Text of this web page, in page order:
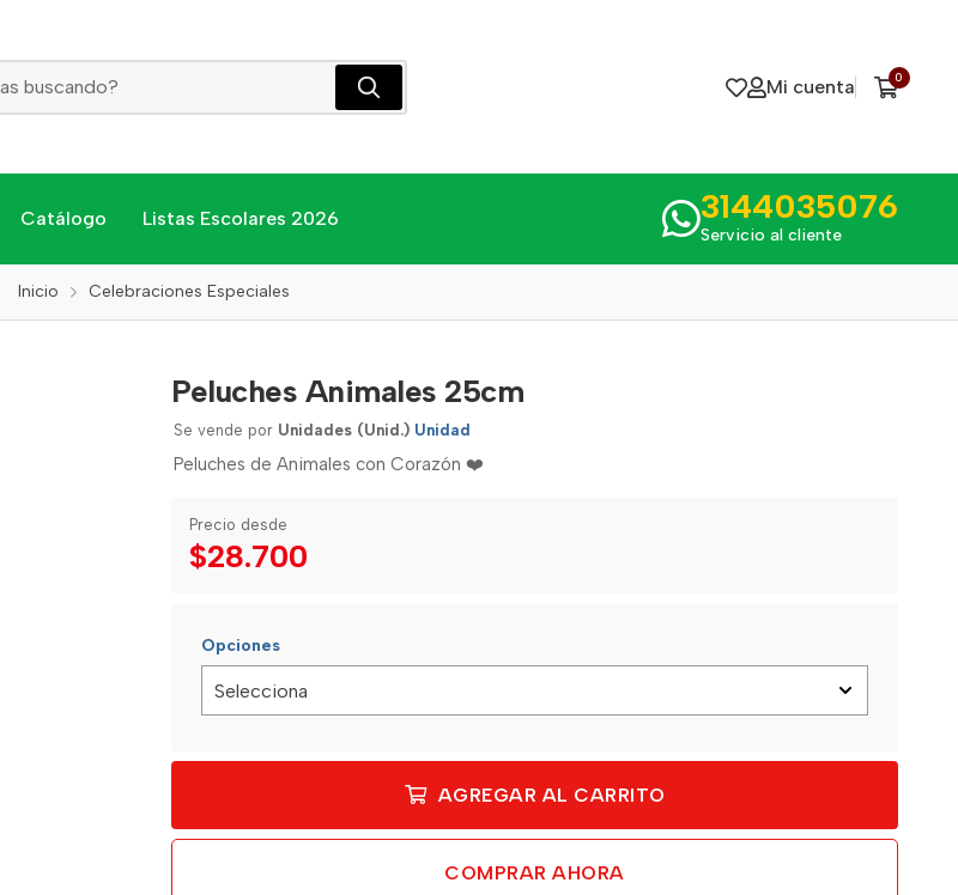
Mi cuenta 0
Catálogo Listas Escolares 2026 3144035076
Servicio al cliente
Inicio Celebraciones Especiales
Peluches Animales 25cm
Se vende por Unidades (Unid.) Unidad
Peluches de Animales con Corazón ❤️
Precio desde
$28.700
Opciones
AGREGAR AL CARRITO
COMPRAR AHORA